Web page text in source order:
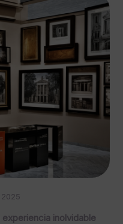
inolvidable